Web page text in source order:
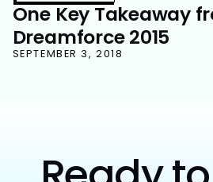
One Key Takeaway
Dreamforce 2015
SEPTEMBER 3, 2018